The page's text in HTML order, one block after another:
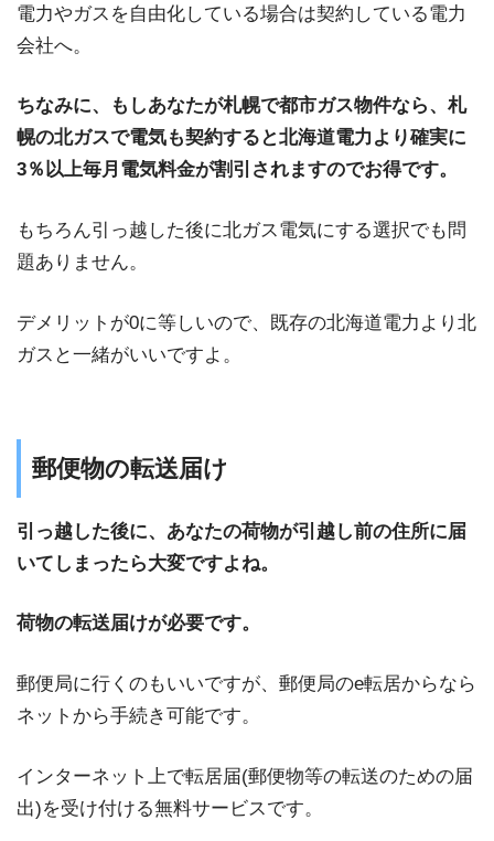
電力やガスを自由化している場合は契約している電力
会社へ。
ちなみに、もしあなたが札幌で都市ガス物件なら、札
幌の北ガスで電気も契約すると北海道電力より確実に
3％以上毎月電気料金が割引されますのでお得です。
もちろん引っ越した後に北ガス電気にする選択でも問
題ありません。
デメリットが0に等しいので、既存の北海道電力より北
ガスと一緒がいいですよ。
郵便物の転送届け
引っ越した後に、あなたの荷物が引越し前の住所に届
いてしまったら大変ですよね。
荷物の転送届けが必要です。
郵便局に行くのもいいですが、郵便局のe転居からなら
ネットから手続き可能です。
インターネット上で転居届(郵便物等の転送のための届
出)を受け付ける無料サービスです。